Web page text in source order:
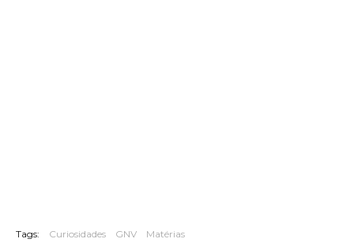
Tags: Curiosidades GNV Matérias